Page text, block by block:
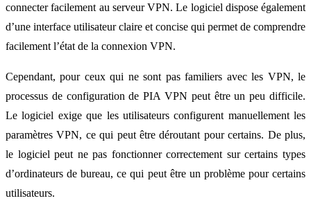
connecter facilement au serveur VPN. Le logiciel dispose également
d’une interface utilisateur claire et concise qui permet de comprendre
facilement l’état de la connexion VPN.
Cependant, pour ceux qui ne sont pas familiers avec les VPN, le
processus de configuration de PIA VPN peut être un peu difficile.
Le logiciel exige que les utilisateurs configurent manuellement les
paramètres VPN, ce qui peut être déroutant pour certains. De plus,
le logiciel peut ne pas fonctionner correctement sur certains types
d’ordinateurs de bureau, ce qui peut être un problème pour certains
utilisateurs.